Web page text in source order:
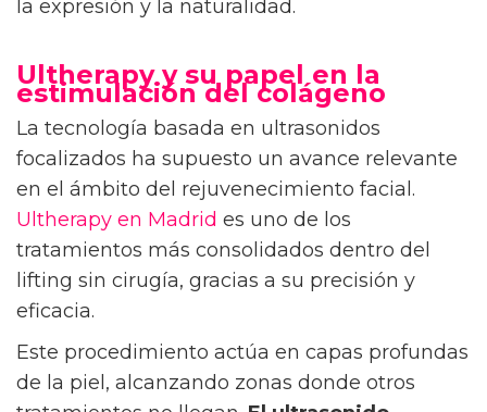
la expresión y la naturalidad.
Ultherapy y su papel en la
estimulación del colágeno
La tecnología basada en ultrasonidos
focalizados ha supuesto un avance relevante
en el ámbito del rejuvenecimiento facial.
Ultherapy en Madrid es uno de los
tratamientos más consolidados dentro del
lifting sin cirugía, gracias a su precisión y
eficacia.
Este procedimiento actúa en capas profundas
de la piel, alcanzando zonas donde otros